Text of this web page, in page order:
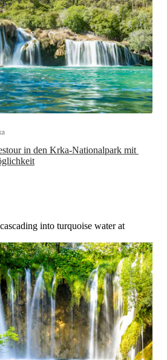
in den Krka-Nationalpark mit
into turquoise water at